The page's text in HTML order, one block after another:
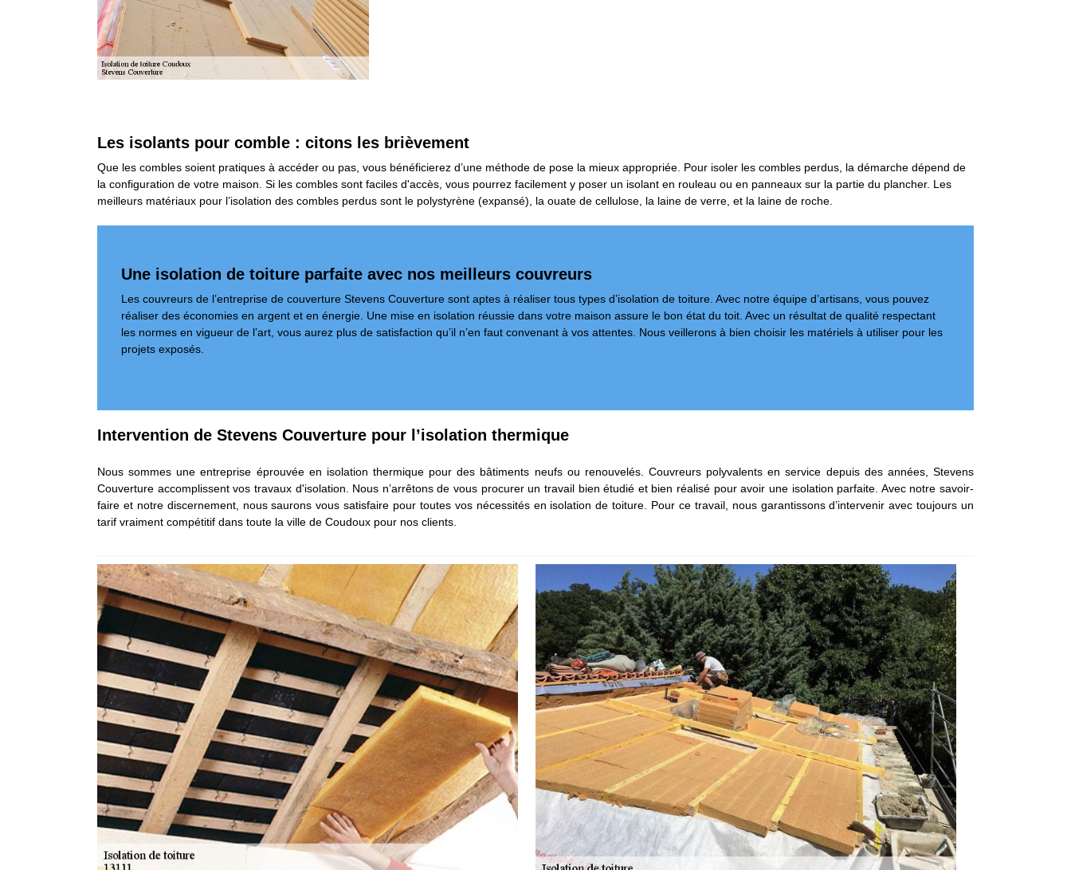
Les isolants pour comble : citons les brièvement
Que les combles soient pratiques à accéder ou pas, vous bénéficierez d’une méthode de pose la mieux appropriée. Pour isoler les combles perdus, la démarche dépend de
la configuration de votre maison. Si les combles sont faciles d'accès, vous pourrez facilement y poser un isolant en rouleau ou en panneaux sur la partie du plancher. Les
meilleurs matériaux pour l’isolation des combles perdus sont le polystyrène (expansé), la ouate de cellulose, la laine de verre, et la laine de roche.
Une isolation de toiture parfaite avec nos meilleurs couvreurs
Les couvreurs de l’entreprise de couverture Stevens Couverture sont aptes à réaliser tous types d’isolation de toiture. Avec notre équipe d’artisans, vous pouvez
réaliser des économies en argent et en énergie. Une mise en isolation réussie dans votre maison assure le bon état du toit. Avec un résultat de qualité respectant
les normes en vigueur de l’art, vous aurez plus de satisfaction qu’il n’en faut convenant à vos attentes. Nous veillerons à bien choisir les matériels à utiliser pour les
projets exposés.
Intervention de Stevens Couverture pour l’isolation thermique
Nous sommes une entreprise éprouvée en isolation thermique pour des bâtiments neufs ou renouvelés. Couvreurs polyvalents en service depuis des années, Stevens
Couverture accomplissent vos travaux d'isolation. Nous n’arrêtons de vous procurer un travail bien étudié et bien réalisé pour avoir une isolation parfaite. Avec notre savoir-
faire et notre discernement, nous saurons vous satisfaire pour toutes vos nécessités en isolation de toiture. Pour ce travail, nous garantissons d’intervenir avec toujours un
tarif vraiment compétitif dans toute la ville de Coudoux pour nos clients.